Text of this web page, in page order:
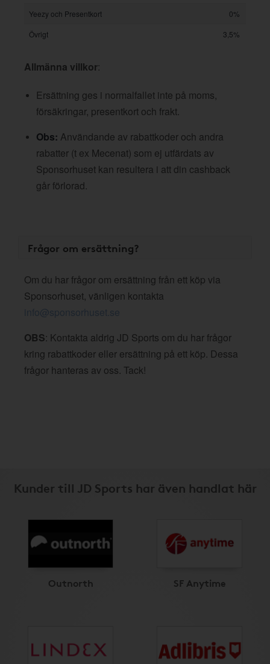
Yeezy och Presentkort
0%
Övrigt
3,5%
Allmänna villkor:
Ersättning ges i normalfallet inte på moms,
försäkringar, presentkort och frakt.
Obs: Användande av rabattkoder och andra
rabatter (t ex Mecenat) som ej utfärdats av
Sponsorhuset kan resultera i att din cashback
går förlorad.
Frågor om ersättning?
Om du har frågor om ersättning från ett köp via
Sponsorhuset, vänligen kontakta
info@sponsorhuset.se
OBS: Kontakta aldrig JD Sports om du har frågor
kring rabattkoder eller ersättning på ett köp. Dessa
frågor hanteras av oss. Tack!
Kunder till JD Sports har även handlat här
Outnorth SF Anytime